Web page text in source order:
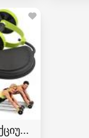
ტრენაჟორი